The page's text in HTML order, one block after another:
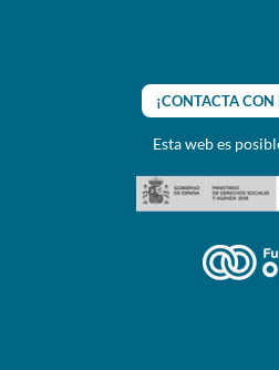
¡CONTACTA CON
Esta web es